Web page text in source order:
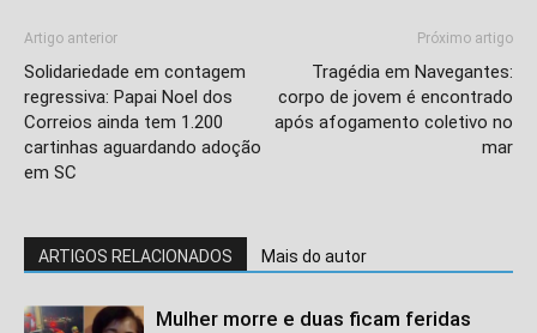
Artigo anterior
Solidariedade em contagem
regressiva: Papai Noel dos
Correios ainda tem 1.200
cartinhas aguardando adoção
em SC
Próximo artigo
Tragédia em Navegantes:
corpo de jovem é encontrado
após afogamento coletivo no
mar
ARTIGOS RELACIONADOS Mais do autor
Mulher morre e duas ficam feridas